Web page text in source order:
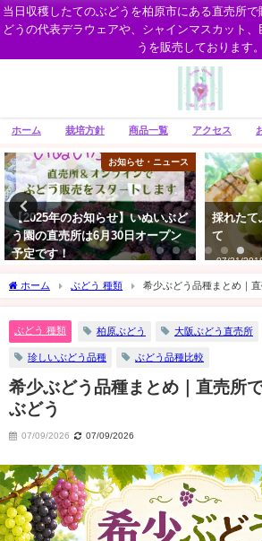
当日収穫したてのぶどうを柏原市にある直売所
どうの代表デラウェアや、シャインマスカット
うを販売しております。
ホーム 栽培方針 商品一覧 アクセス
お知らせ・ニュース
【2025年のお知らせ】いぬいぶど
う園の直売所は6月30日オープン
予定です！
採れたて
て
07/31/
ホーム ぶどう 種類 希少ぶどう品種まとめ｜
ぶどう 種類 柏原ぶどう 大阪ぶどう直売所
珍しいぶどう品種 ぶどう品種比較
希少ぶどう品種まとめ｜直売所
ぶどう
07/09/2026 07/09/2026